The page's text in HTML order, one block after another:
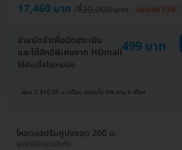
17,460 บาท /ซี่20,000 บาท ประหยัด 13%
จ่ายมัดจำเพื่อนัดประเมิน
และได้สิทธิพิเศษจาก HDmall499 บาท
ได้คืนเมื่อไปตามนัด
ผ่อน 2,910.00 บ./เดือน ดอกเบี้ย 0% นาน 6 เดือน
โหลดแอปรับคูปองลด 200 บ.
คูปองมีจำนวนจำกัด